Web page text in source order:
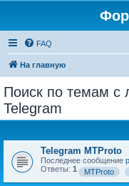
FAQ
На главную
Поиск по темам с
Telegram
Telegram MTProto
Последнее сообщение
Ответы: 1 MTProto